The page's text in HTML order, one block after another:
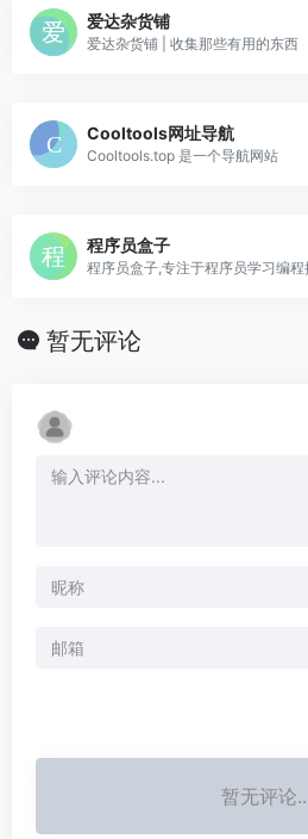
爱达杂货铺
爱达杂货铺 | 收集那些有用的东西
Cooltools网址导航
Cooltools.top 是一个导航网站
程序员盒子
程序员盒子,专注于程序员学习编程
暂无评论
暂无评论